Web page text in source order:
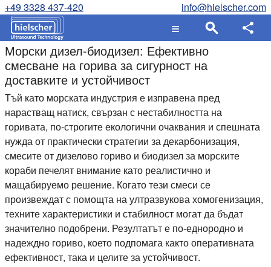
+49 3328 437-420 info@hielscher.com
Морски дизел-биодизел: Ефективно
смесване на горива за сигурност на
доставките и устойчивост
Тъй като морската индустрия е изправена пред
нарастващ натиск, свързан с нестабилността на
горивата, по-строгите екологични очаквания и спешната
нужда от практически стратегии за декарбонизация,
смесите от дизелово гориво и биодизел за морските
кораби печелят внимание като реалистично и
мащабируемо решение. Когато тези смеси се
произвеждат с помощта на ултразвукова хомогенизация,
техните характеристики и стабилност могат да бъдат
значително подобрени. Резултатът е по-еднородно и
надеждно гориво, което подпомага както оперативната
ефективност, така и целите за устойчивост.